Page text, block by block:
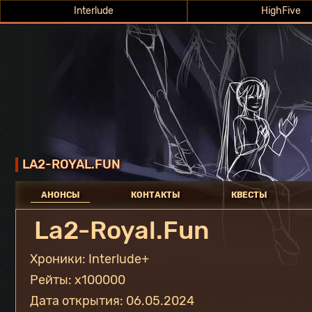
Interlude HighFive
Interlude HighFive
LA2-ROYAL.FUN
АНОНСЫ КОНТАКТЫ КВЕСТЫ
La2-Royal.Fun
Хроники: Interlude+
Рейты: x100000
Дата открытия: 06.05.2024